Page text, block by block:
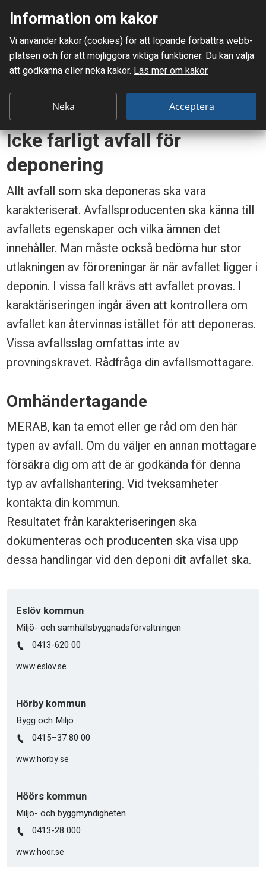
Mellanskånes Renhållnings AB
Du är här: Företag Sophämtning
Bygg och rivning
Icke farligt avfall för deponering
I
c
k
e
a
g
a
v
a
ö
d
Eslöv kommun
Miljö- och samhällsbyggnadsförvaltningen
0413-620 00
www.eslov.se
Hörby kommun
Bygg och Miljö
0415–37 80 00
www.horby.se
Höörs kommun
Miljö- och byggmyndigheten
0413-28 000
www.hoor.se
Icke farligt avfall för
deponering
Allt avfall som ska deponeras ska vara
karakteriserat. Avfallsproducenten ska känna till
avfallets egenskaper och vilka ämnen det
innehåller. Man måste också bedöma hur stor
utlakningen av föroreningar är när avfallet ligger i
deponin. I vissa fall krävs att avfallet provas. I
karaktäriseringen ingår även att kontrollera om
avfallet kan återvinnas istället för att deponeras.
Vissa avfallsslag omfattas inte av
provningskravet. Rådfråga din avfallsmottagare.
Omhändertagande
MERAB, kan ta emot eller ge råd om den här
typen av avfall. Om du väljer en annan mottagare
försäkra dig om att de är godkända för denna
typ av avfallshantering. Vid tveksamheter
kontakta din kommun.
Resultatet från karakteriseringen ska
dokumenteras och producenten ska visa upp
dessa handlingar vid den deponi dit avfallet ska.
Information om kakor
Vi använder kakor (cookies) för att löpande förbättra webb­
platsen och för att möjlig­göra viktiga funktioner. Du kan välja
att godkänna eller neka kakor. Läs mer om kakor
Neka Acceptera